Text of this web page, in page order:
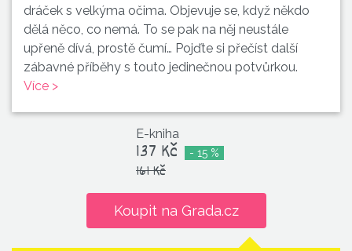
dráček s velkýma očima. Objevuje se, když někdo
dělá něco, co nemá. To se pak na něj neustále
upřeně dívá, prostě čumí… Pojďte si přečíst další
zábavné příběhy s touto jedinečnou potvůrkou.
Více >
Koupit na Grada.cz
E-kniha
137 Kč
161 Kč
- 15 %